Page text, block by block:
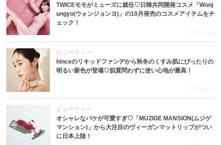
TWICEモモがミューズに就任♡日韓共同開発コスメ「Wonj
ungyo(ウォンジョンヨ)」の10月発売のコスメアイテムをチ
ェック！
2022.9.24
ビューティー
hinceのリキッドファンデから秋冬のくすみ肌にぴったりの
明るい新色が登場♡肌質問わずに使い心地が最高！
2022.9.21
ビューティー
オシャレなパケが可愛すぎ♡「MUZIGE MANSION(ムジゲ
マンション)」から大注目のヴィーガンマットリップがつい
に日本上陸！